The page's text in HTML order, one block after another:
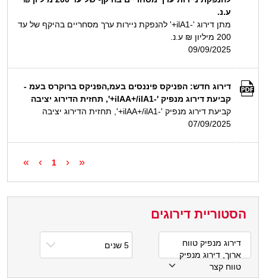
ע.נ.
מתן דירוג '-ilA1+' להנפקת ניירות ערך מסחריים בהיקף של עד
200 מיליון ₪ ע.נ.
09/09/2025
דירוג חדש: הפניקס פיננסים בעמ,הפניקס ברוקרס בעמ -
קביעת דירוג מנפיק '-ilAA+/ilA1+', תחזית הדירוג יציבה
קביעת דירוג מנפיק '-ilAA+/ilA1+', תחזית הדירוג יציבה
07/09/2025
«
‹
1
›
»
הסטוריית דירוגים
דירוג מנפיק טווח
ארוך, דירוג מנפיק
טווח קצר